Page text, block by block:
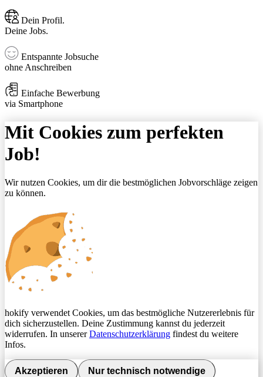
Dein Profil.
Deine Jobs.
Entspannte Jobsuche
ohne Anschreiben
Einfache Bewerbung
via Smartphone
Mit Cookies zum perfekten
Job!
Wir nutzen Cookies, um dir die bestmöglichen Jobvorschläge zeigen
zu können.
hokify verwendet Cookies, um das bestmögliche Nutzererlebnis für
dich sicherzustellen. Deine Zustimmung kannst du jederzeit
widerrufen. In unsererDatenschutzerklärung findest du weitere
Infos.
Akzeptieren Nur technisch notwendige